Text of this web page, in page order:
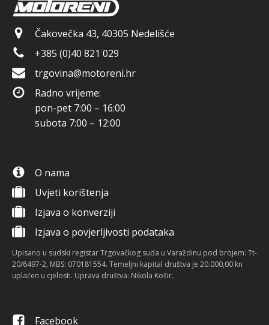
Čakovečka 43, 40305 Nedelišće
+385 (0)40 821 029
trgovina@motoreni.hr
Radno vrijeme:
pon-pet 7:00 – 16:00
subota 7:00 – 12:00
O nama
Uvjeti korištenja
Izjava o konverziji
Izjava o povjerljivosti podataka
Upisano u sudski registar Trgovačkog suda u Varaždinu pod brojem: Tt-
20/6497-2, MBS: 070181554. Temeljni kapital društva je 20.000,00 kn
uplaćen u cjelosti. Uprava društva: Nikola Košir.
Facebook